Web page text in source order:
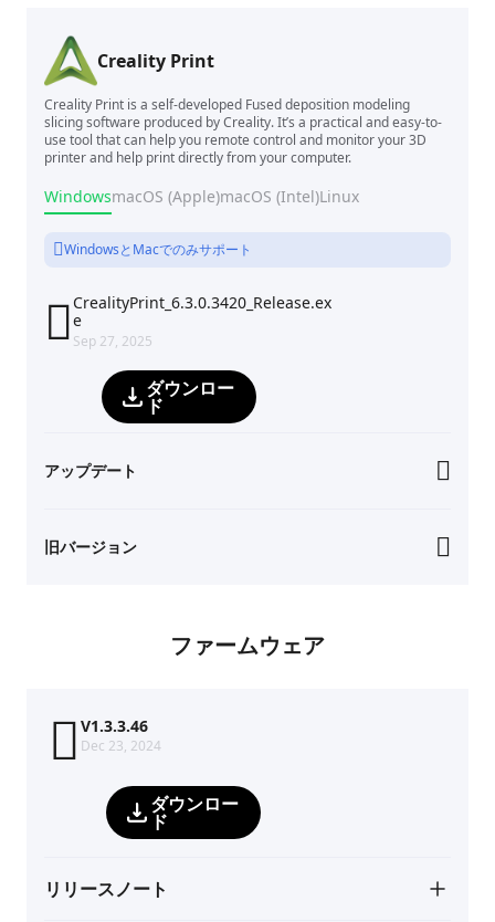
Creality Print
Creality Print is a self-developed Fused deposition modeling
slicing software produced by Creality. It’s a practical and easy-to-
use tool that can help you remote control and monitor your 3D
printer and help print directly from your computer.
WindowsmacOS (Apple)macOS (Intel)Linux
WindowsとMacでのみサポート
 CrealityPrint_6.3.0.3420_Release.ex
e
Sep 27, 2025
ダウンロー
ド
アップデート
旧バージョン
ファームウェア
V1.3.3.46
Dec 23, 2024
ダウンロー
ド
リリースノート